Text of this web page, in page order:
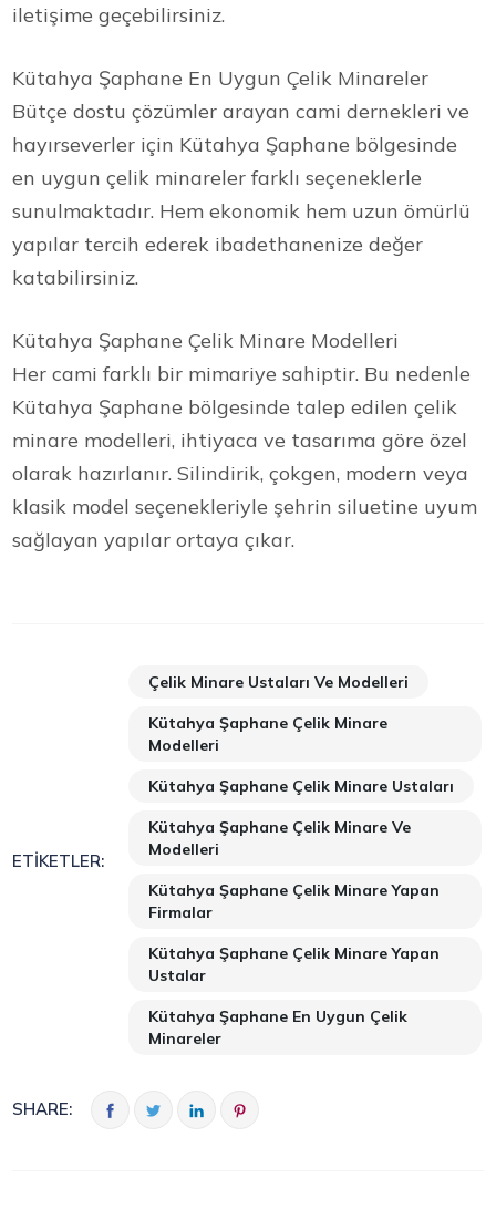
iletişime geçebilirsiniz.
Kütahya Şaphane En Uygun Çelik Minareler
Bütçe dostu çözümler arayan cami dernekleri ve
hayırseverler için Kütahya Şaphane bölgesinde
en uygun çelik minareler farklı seçeneklerle
sunulmaktadır. Hem ekonomik hem uzun ömürlü
yapılar tercih ederek ibadethanenize değer
katabilirsiniz.
Kütahya Şaphane Çelik Minare Modelleri
Her cami farklı bir mimariye sahiptir. Bu nedenle
Kütahya Şaphane bölgesinde talep edilen çelik
minare modelleri, ihtiyaca ve tasarıma göre özel
olarak hazırlanır. Silindirik, çokgen, modern veya
klasik model seçenekleriyle şehrin siluetine uyum
sağlayan yapılar ortaya çıkar.
ETIKETLER:
Çelik Minare Ustaları Ve Modelleri
Kütahya Şaphane Çelik Minare
Modelleri
Kütahya Şaphane Çelik Minare Ustaları
Kütahya Şaphane Çelik Minare Ve
Modelleri
Kütahya Şaphane Çelik Minare Yapan
Firmalar
Kütahya Şaphane Çelik Minare Yapan
Ustalar
Kütahya Şaphane En Uygun Çelik
Minareler
SHARE: